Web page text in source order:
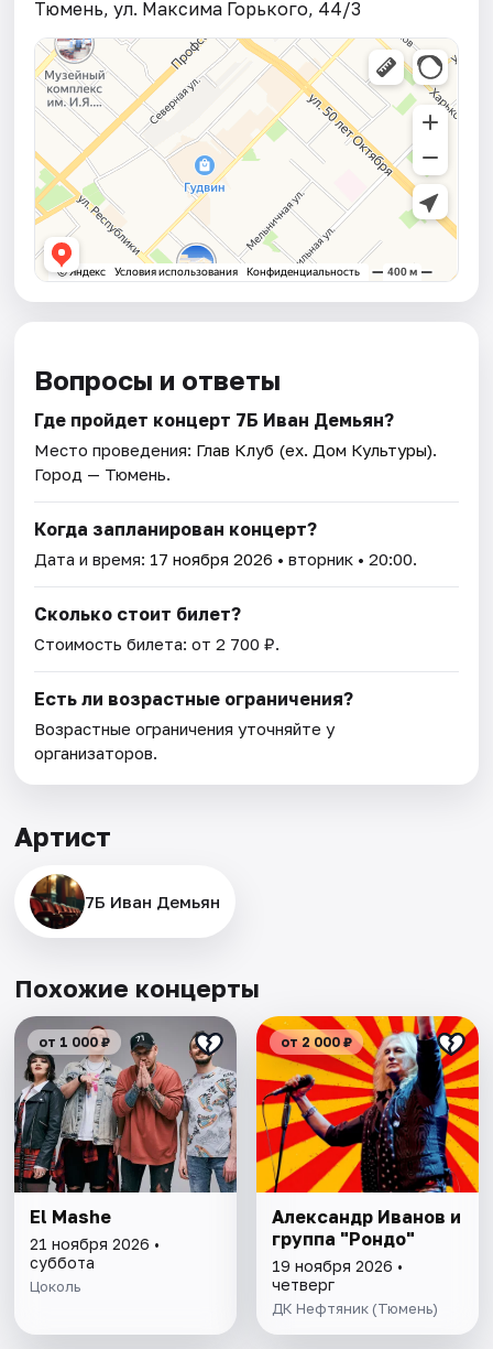
Тюмень, ул. Максима Горького, 44/3
Вопросы и ответы
Где пройдет концерт 7Б Иван Демьян?
Место проведения: Глав Клуб (ex. Дом Культуры).
Город — Тюмень.
Когда запланирован концерт?
Дата и время: 17 ноября 2026 • вторник • 20:00.
Сколько стоит билет?
Стоимость билета: от 2 700 ₽.
Есть ли возрастные ограничения?
Возрастные ограничения уточняйте у
организаторов.
Артист
7Б Иван Демьян
Похожие концерты
от 1 000 ₽
El Mashe
21 ноября 2026 •
суббота
Цоколь
от 2 000 ₽
Александр Иванов и
группа "Рондо"
19 ноября 2026 •
четверг
ДК Нефтяник (Тюмень)